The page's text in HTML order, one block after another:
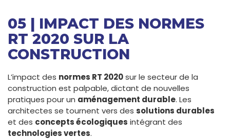
05 | IMPACT DES NORMES
RT 2020 SUR LA
CONSTRUCTION
L’impact des normes RT 2020sur le secteur de la
construction est palpable, dictant de nouvelles
pratiques pour un aménagement durable. Les
architectes se tournent vers des solutions durables
et des concepts écologiques intégrant des
technologies vertes.